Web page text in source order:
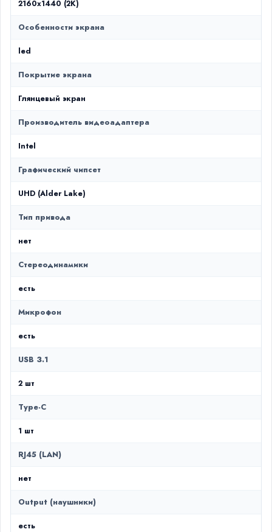
2160x1440 (2K)
Особенности экрана
led
Покрытие экрана
Глянцевый экран
Производитель видеоадаптера
Intel
Графический чипсет
UHD (Alder Lake)
Тип привода
нет
Стереодинамики
есть
Микрофон
есть
USB 3.1
2 шт
Type-C
1 шт
RJ45 (LAN)
нет
Output (наушники)
есть